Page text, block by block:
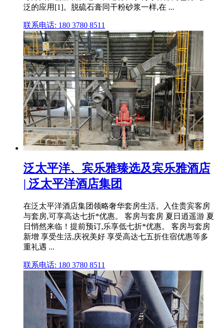
泛的应用[1]。脱硫石膏同干粉砂浆一样,在 ...
联系电话: 180 3780 8511
泛太平洋、宾乐雅臻选及宾乐雅酒店
| 泛太平洋酒店集团
在泛太平洋酒店集团领略奢华套房生活。入住贵宾客房
与套房,可享高达七折*优惠。 客房与套房 夏日逍遥游 夏
日悄然来临！提前预订,乐享低七折*优惠。 客房与套房
新增 享受生活,庆祝美好 享受高达七五折住宿优惠等多
重礼遇 ...
联系电话: 180 3780 8511